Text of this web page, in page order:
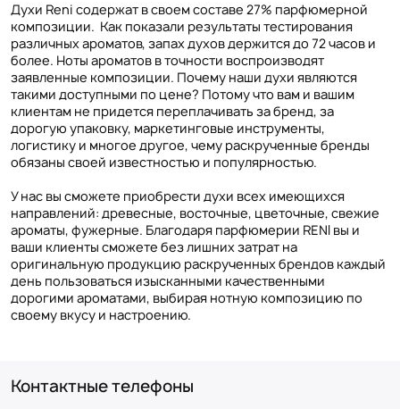
Духи Reni содержат в своем составе 27% парфюмерной
композиции. Как показали результаты тестирования
различных ароматов, запах духов держится до 72 часов и
более. Ноты ароматов в точности воспроизводят
заявленные композиции. Почему наши духи являются
такими доступными по цене? Потому что вам и вашим
клиентам не придется переплачивать за бренд, за
дорогую упаковку, маркетинговые инструменты,
логистику и многое другое, чему раскрученные бренды
обязаны своей известностью и популярностью.
У нас вы сможете приобрести духи всех имеющихся
направлений: древесные, восточные, цветочные, свежие
ароматы, фужерные. Благодаря парфюмерии RENI вы и
ваши клиенты сможете без лишних затрат на
оригинальную продукцию раскрученных брендов каждый
день пользоваться изысканными качественными
дорогими ароматами, выбирая нотную композицию по
своему вкусу и настроению.
Контактные телефоны